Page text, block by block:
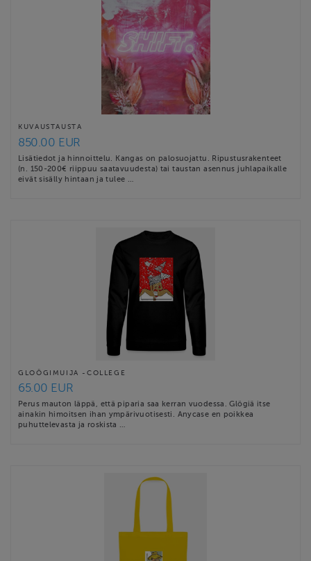
KUVAUSTAUSTA
850.00 EUR
Lisätiedot ja hinnoittelu. Kangas on palosuojattu. Ripustusrakenteet
(n. 150-200€ riippuu saatavuudesta) tai taustan asennus juhlapaikalle
eivät sisälly hintaan ja tulee …
GLOÖGIMUIJA -COLLEGE
65.00 EUR
Perus mauton läppä, että piparia saa kerran vuodessa. Glögiä itse
ainakin himoitsen ihan ympärivuotisesti. Anycase en poikkea
puhuttelevasta ja roskista …